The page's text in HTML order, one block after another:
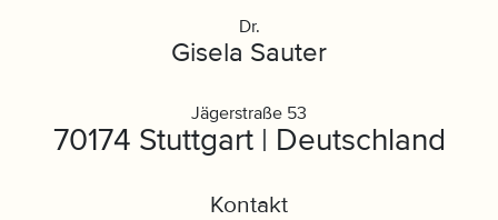
Dr.
Gisela Sauter
Jägerstraße 53
70174 Stuttgart | Deutschland
Kontakt